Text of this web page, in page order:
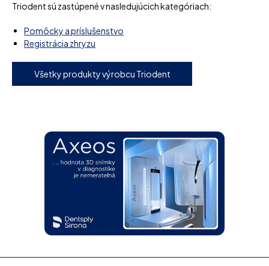
Triodent sú zastúpené v nasledujúcich kategóriach:
Pomôcky a príslušenstvo
Registrácia zhryzu
Všetky produkty výrobcu Triodent